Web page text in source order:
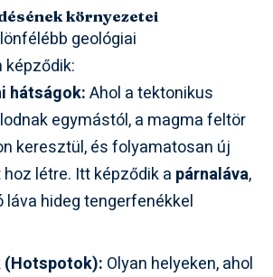
környezetei
geológiai
képződik:
hátságok:Ahol a tektonikus
egymástól, a magma feltör
keresztül, és folyamatosan új
létre. Itt képződik a párnaláva,
láva hideg tengerfenékkel
(Hotspotok): Olyan helyeken, ahol